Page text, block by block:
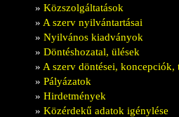
» Közszolgáltatások
» A szerv nyilvántartásai
» Nyilvános kiadványok
» Döntéshozatal, ülések
» A szerv döntései, koncepciók,
» Pályázatok
» Hirdetmények
» Közérdekű adatok igénylése